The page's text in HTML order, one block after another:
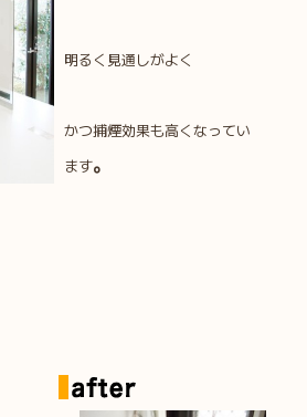
明るく見通しがよく
かつ捕煙効果も高くなってい
ます。